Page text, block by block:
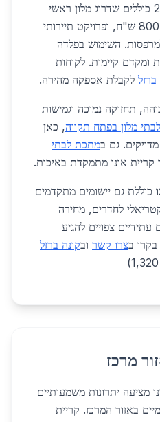
פרויקטים ספציפיים ב-2026 כוללים שדרוג מלון ראשי
עם גגון פלדה, בעלות 800,000 ש"ח, ופרויקט תיירותי
השימוש בפלדה
15% בעלויות ומקדם קיימות. לקוחות
ברזל לקבלת אספקה מהירה.
תחזוקה נמוכה וגמישות
מלון בפתח תקווה, כאן
גם במתכת לבתי
אונו מתמקדת באיכות.
כוללת גם יישומים מתקדמים
לחדרים, מחירה
עתידיים צפויים להגיע
צרו קשר ובקונה ברזל
מרכז
מציעה יתרונות משמעותיים
באזור המרכז. קריית